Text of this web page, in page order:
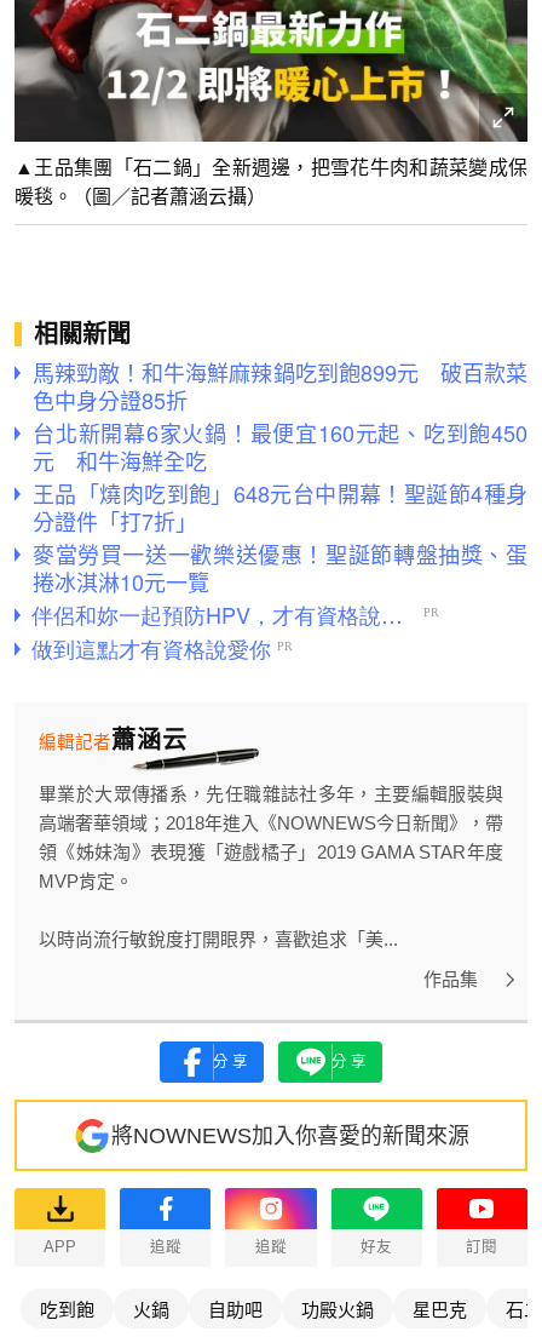
▲王品集團「石二鍋」全新週邊，把雪花牛肉和蔬菜變成保
暖毯。（圖／記者蕭涵云攝）
相關新聞
馬辣勁敵！和牛海鮮麻辣鍋吃到飽899元 破百款菜
色中身分證85折
台北新開幕6家火鍋！最便宜160元起、吃到飽450
元 和牛海鮮全吃
王品「燒肉吃到飽」648元台中開幕！聖誕節4種身
分證件「打7折」
麥當勞買一送一歡樂送優惠！聖誕節轉盤抽獎、蛋
捲冰淇淋10元一覽
蕭涵云
編輯記者
畢業於大眾傳播系，先任職雜誌社多年，主要編輯服裝與
高端奢華領域；2018年進入《NOWNEWS今日新聞》，帶
領《姊妹淘》表現獲「遊戲橘子」2019 GAMA STAR年度
MVP肯定。
以時尚流行敏銳度打開眼界，喜歡追求「美...
作品集
分享 分享
將NOWNEWS加入你喜愛的新聞來源
APP 追蹤 追蹤 好友 訂閱
吃到飽 火鍋 自助吧 功殿火鍋 星巴克 石